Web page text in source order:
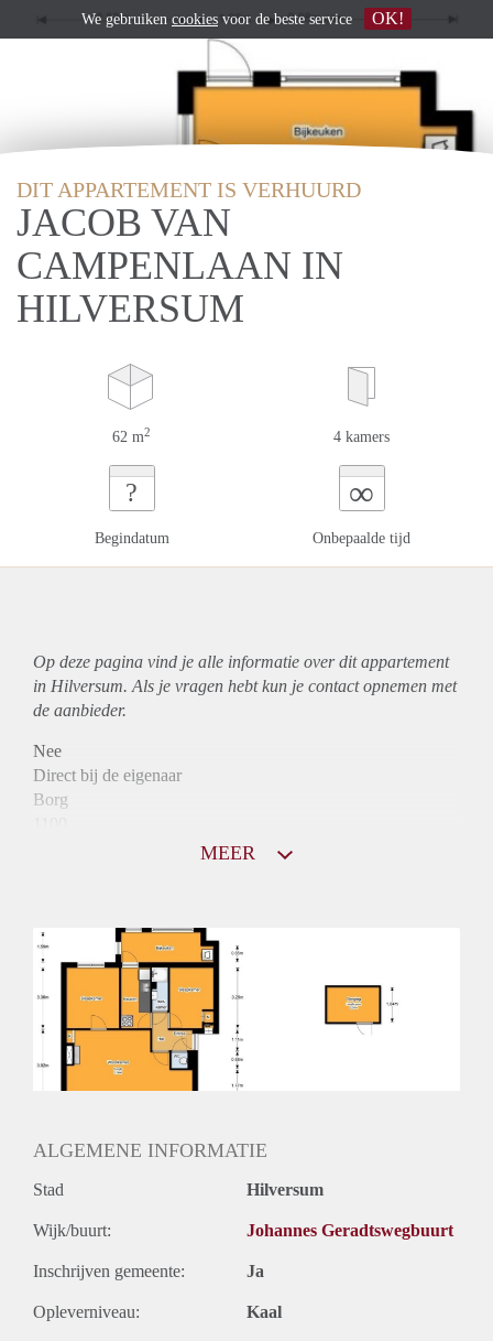
DIT APPARTEMENT IS VERHUURD
JACOB VAN
CAMPENLAAN IN
HILVERSUM
62 m2 4 kamers
?
Begindatum
∞
Onbepaalde tijd
Op deze pagina vind je alle informatie over ditappartement
in Hilversum. Als je vragen hebt kun je contact opnemen met
de aanbieder.
Nee
Direct bij de eigenaar
Borg
Inkomen eis
2,8 X Maandhuur Bruto
Huurtermijn
Onbepaalde termijn
Oplevering
Kaal
MEER
ALGEMENE INFORMATIE
Stad Hilversum
Wijk/buurt: Johannes Geradtswegbuurt
Inschrijven gemeente: Ja
Opleverniveau: Kaal
We gebruiken cookies voor de beste service OK!